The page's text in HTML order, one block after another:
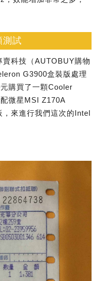
測試
科技（AUTOBUY購物
G3900盒裝版處理
購買了一顆Cooler
微星MSI Z170A
來進行我們這次的Intel